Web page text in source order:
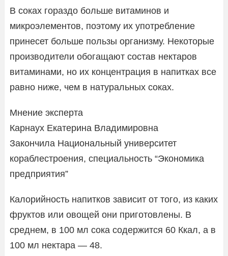
В соках гораздо больше витаминов и
микроэлементов, поэтому их употребление
принесет больше пользы организму. Некоторые
производители обогащают состав нектаров
витаминами, но их концентрация в напитках все
равно ниже, чем в натуральных соках.
Мнение эксперта
Карнаух Екатерина Владимировна
Закончила Национальный университет
кораблестроения, специальность “Экономика
предприятия”
Калорийность напитков зависит от того, из каких
фруктов или овощей они приготовлены. В
среднем, в 100 мл сока содержится 60 Ккал, а в
100 мл нектара — 48.